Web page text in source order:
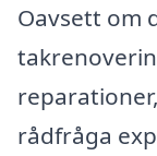
Oavsett om
rådfråga